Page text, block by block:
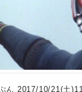
ん 2017/10/21(土